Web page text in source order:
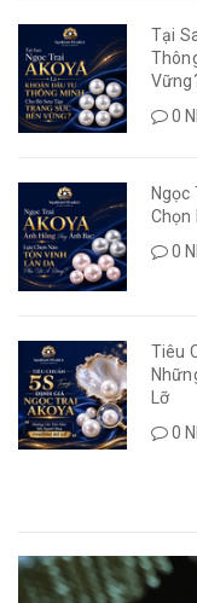
Tại
0
Ngọc
Chọn
0
Tiêu
Lỡ
0